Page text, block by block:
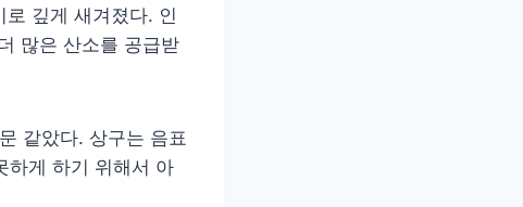
깊게 새겨졌다. 인
많은 산소를 공급받
같았다. 상구는 음표
하게 하기 위해서 아